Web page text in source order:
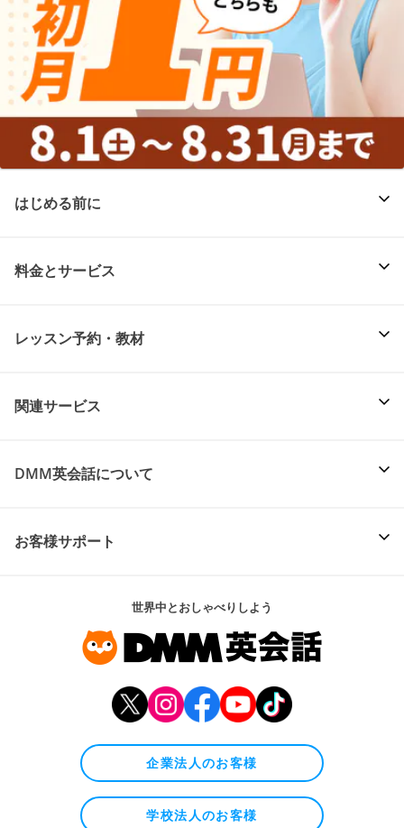
はじめる前に
料金とサービス
レッスン予約・教材
関連サービス
DMM英会話について
お客様サポート
世界中とおしゃべりしよう
企業法人のお客様
学校法人のお客様